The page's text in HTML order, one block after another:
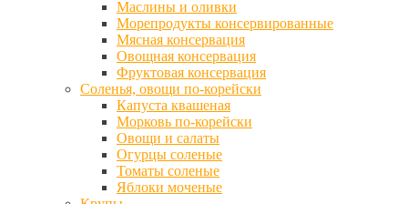
Маслины и оливки
Морепродукты консервированные
Мясная консервация
Овощная консервация
Фруктовая консервация
Соленья, овощи по-корейски
Капуста квашеная
Морковь по-корейски
Овощи и салаты
Огурцы соленые
Томаты соленые
Яблоки моченые